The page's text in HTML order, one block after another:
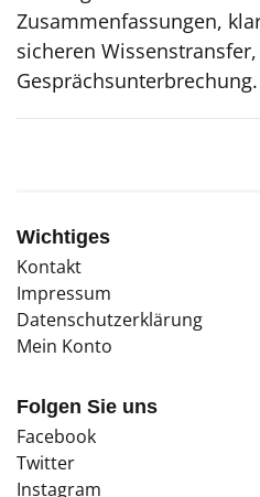
Zusammenfassungen,
sicheren
Gesprächsunterbrechung.
Wichtiges
Kontakt
Impressum
Datenschutzerklärung
Mein Konto
Folgen Sie uns
Facebook
Twitter
Instagram